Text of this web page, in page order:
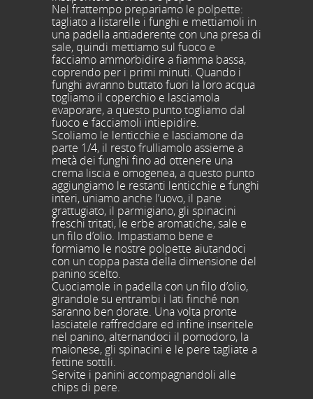
Nel frattempo prepariamo le polpette:
tagliato a listarelle i funghi e mettiamoli in
una padella antiaderente con una presa di
sale, quindi mettiamo sul fuoco e
facciamo ammorbidire a fiamma bassa,
coprendo per i primi minuti. Quando i
funghi avranno buttato fuori la loro acqua
togliamo il coperchio e lasciamola
evaporare, a questo punto togliamo dal
fuoco e facciamoli intiepidire.
Scoliamo le lenticchie e lasciamone da
parte 1/4, il resto frulliamolo assieme a
metà dei funghi fino ad ottenere una
crema liscia e omogenea, a questo punto
aggiungiamo le restanti lenticchie e funghi
interi, uniamo anche l’uovo, il pane
grattugiato, il parmigiano, gli spinacini
freschi tritati, le erbe aromatiche, sale e
un filo d’olio. Impastiamo bene e
formiamo le nostre polpette aiutandoci
con un coppa pasta della dimensione del
panino scelto.
Cuociamole in padella con un filo d’olio,
girandole su entrambi i lati finché non
saranno ben dorate. Una volta pronte
lasciatele raffreddare ed infine inseritele
nel panino, alternandoci il pomodoro, la
maionese, gli spinacini e le pere tagliate a
fettine sottili.
Servite i panini accompagnandoli alle
chips di pere.